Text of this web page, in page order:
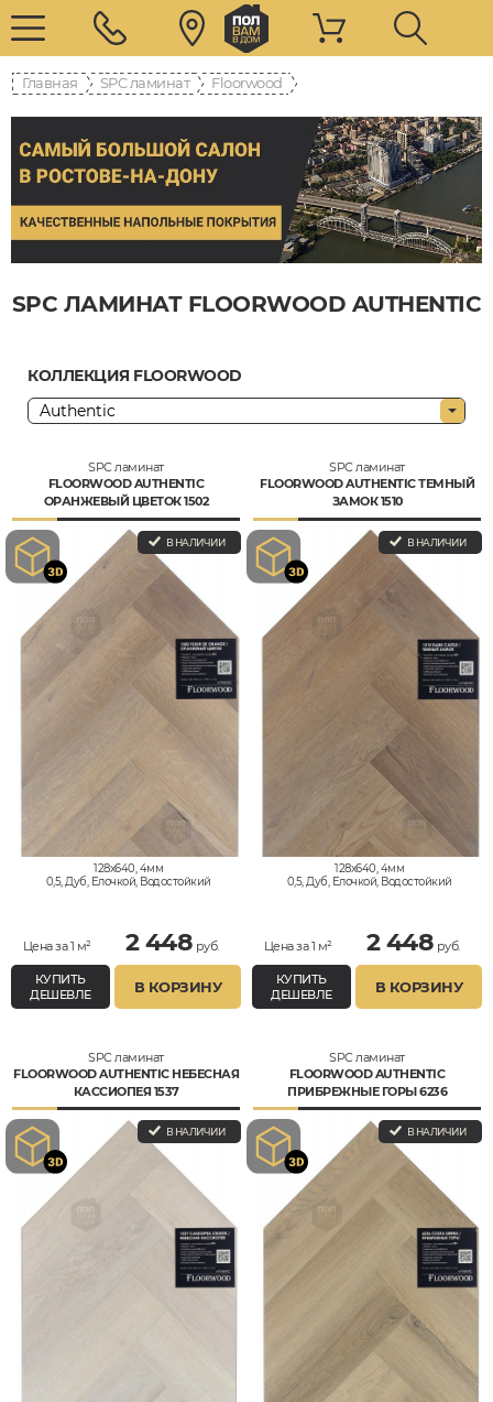
Главная SPC ламинат Floorwood
SPC ЛАМИНАТ FLOORWOOD AUTHENTIC
КОЛЛЕКЦИЯ FLOORWOOD
SPC ламинат
FLOORWOOD AUTHENTIC
ОРАНЖЕВЫЙ ЦВЕТОК 1502
В НАЛИЧИИ
128x640, 4мм
0,5, Дуб, Елочкой, Водостойкий
Цена за 1 м² 2 448 руб.
КУПИТЬ
ДЕШЕВЛЕ
В КОРЗИНУ
SPC ламинат
FLOORWOOD AUTHENTIC ТЕМНЫЙ
ЗАМОК 1510
В НАЛИЧИИ
128x640, 4мм
0,5, Дуб, Елочкой, Водостойкий
Цена за 1 м² 2 448 руб.
КУПИТЬ
ДЕШЕВЛЕ
В КОРЗИНУ
SPC ламинат
FLOORWOOD AUTHENTIC НЕБЕСНАЯ
КАССИОПЕЯ 1537
В НАЛИЧИИ
SPC ламинат
FLOORWOOD AUTHENTIC
ПРИБРЕЖНЫЕ ГОРЫ 6236
В НАЛИЧИИ